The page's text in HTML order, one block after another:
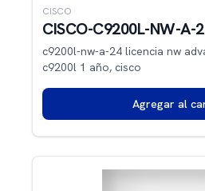
CISCO
CISCO-C9200L-NW-A-
c9200l-nw-a-24 licencia nw
c9200l 1 año, cisco
Agregar al